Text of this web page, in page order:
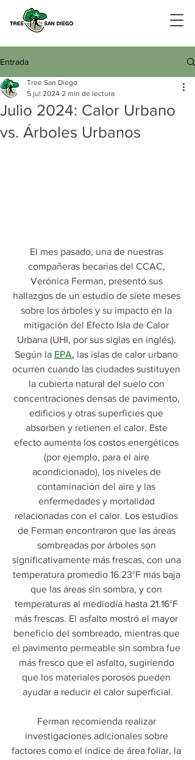
Entrada
Julio 2024: Calor Urbano
vs. Árboles Urbanos
Tree San Diego
5 jul 2024 2 min de lectura
El mes pasado, una de nuestras
compañeras becarias del CCAC,
Verónica Ferman, presentó sus
hallazgos de un estudio de siete meses
sobre los árboles y su impacto en la
mitigación del Efecto Isla de Calor
Urbana (UHI, por sus siglas en inglés).
Según la EPA, las islas de calor urbano
ocurren cuando las ciudades sustituyen
la cubierta natural del suelo con
concentraciones densas de pavimento,
edificios y otras superficies que
absorben y retienen el calor. Este
efecto aumenta los costos energéticos
(por ejemplo, para el aire
acondicionado), los niveles de
contaminación del aire y las
enfermedades y mortalidad
relacionadas con el calor. Los estudios
de Ferman encontraron que las áreas
sombreadas por árboles son
significativamente más frescas, con una
temperatura promedio 16.23°F más baja
que las áreas sin sombra, y con
temperaturas al mediodía hasta 21.16°F
más frescas. El asfalto mostró el mayor
beneficio del sombreado, mientras que
el pavimento permeable sin sombra fue
más fresco que el asfalto, sugiriendo
que los materiales porosos pueden
ayudar a reducir el calor superficial.
Ferman recomienda realizar
investigaciones adicionales sobre
factores como el índice de área foliar, la